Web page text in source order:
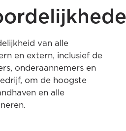
van alle
en extern, inclusief de
onderaannemers en
om de hoogste
en alle